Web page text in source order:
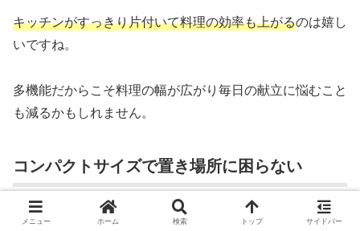
キッチンがすっきり片付いて料理の効率も上がるのは嬉し
いですね。
多機能だからこそ料理の幅が広がり毎日の献立に悩むこと
も減るかもしれません。
コンパクトサイズで置き場所に困らない
幅260mm×奥行285mm×高さ283mmというコンパクトサ
メニュー ホーム 検索 トップ サイドバー